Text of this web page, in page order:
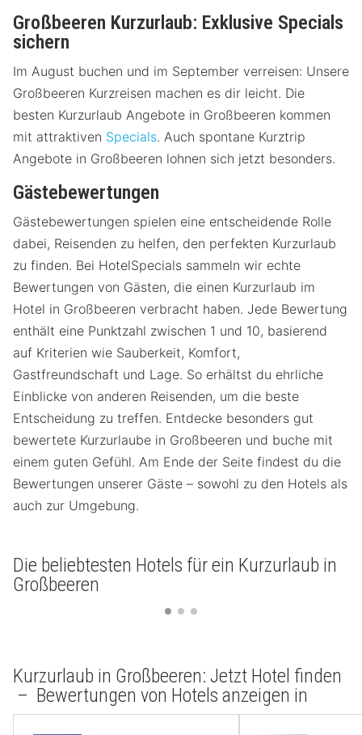
Großbeeren Kurzurlaub: Exklusive Specials
sichern
Im August buchen und im September verreisen: Unsere
Großbeeren Kurzreisen machen es dir leicht. Die
besten Kurzurlaub Angebote in Großbeeren kommen
mit attraktiven Specials. Auch spontane Kurztrip
Angebote in Großbeeren lohnen sich jetzt besonders.
Gästebewertungen
Gästebewertungen spielen eine entscheidende Rolle
dabei, Reisenden zu helfen, den perfekten Kurzurlaub
zu finden. Bei HotelSpecials sammeln wir echte
Bewertungen von Gästen, die einen Kurzurlaub im
Hotel in Großbeeren verbracht haben. Jede Bewertung
enthält eine Punktzahl zwischen 1 und 10, basierend
auf Kriterien wie Sauberkeit, Komfort,
Gastfreundschaft und Lage. So erhältst du ehrliche
Einblicke von anderen Reisenden, um die beste
Entscheidung zu treffen. Entdecke besonders gut
bewertete Kurzurlaube in Großbeeren und buche mit
einem guten Gefühl. Am Ende der Seite findest du die
Bewertungen unserer Gäste – sowohl zu den Hotels als
auch zur Umgebung.
Die beliebtesten Hotels für ein Kurzurlaub in
Großbeeren
Kurzurlaub in Großbeeren: Jetzt Hotel finden
– Bewertungen von Hotels anzeigen in